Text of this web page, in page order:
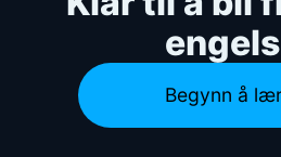
Begynn å